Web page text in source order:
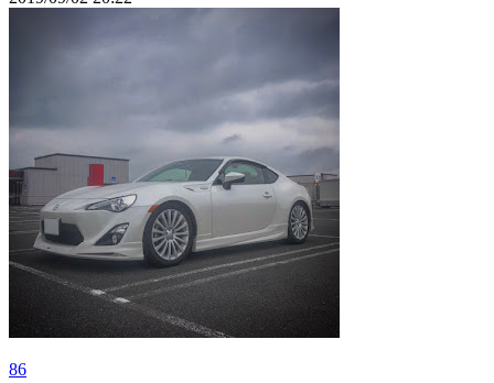
86